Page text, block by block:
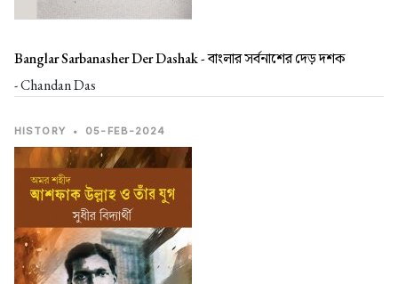
Banglar Sarbanasher Der Dashak -বাংলার সর্বনাশের দেড় দশক
- Chandan Das
HISTORY • 05-FEB-2024